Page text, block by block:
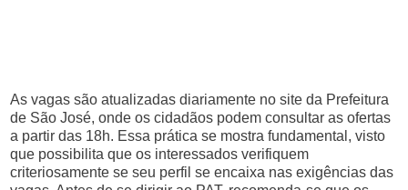
As vagas são atualizadas diariamente no site da Prefeitura
de São José, onde os cidadãos podem consultar as ofertas
a partir das 18h. Essa prática se mostra fundamental, visto
que possibilita que os interessados verifiquem
criteriosamente se seu perfil se encaixa nas exigências das